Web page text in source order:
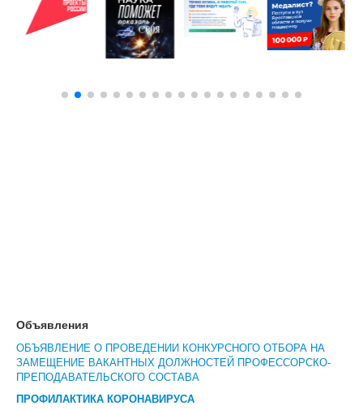
Объявления
ОБЪЯВЛЕНИЕ О ПРОВЕДЕНИИ КОНКУРСНОГО ОТБОРА НА
ЗАМЕЩЕНИЕ ВАКАНТНЫХ ДОЛЖНОСТЕЙ ПРОФЕССОРСКО-
ПРЕПОДАВАТЕЛЬСКОГО СОСТАВА
ПРОФИЛАКТИКА КОРОНАВИРУСА